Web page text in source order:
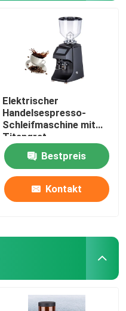
Elektrischer
Handelsespresso-
Schleifmaschine mit
Titangrat
Bestpreis
Kontakt